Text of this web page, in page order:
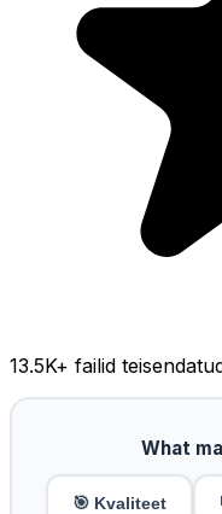
13.5K+ failid
What
🎯 Kvaliteet